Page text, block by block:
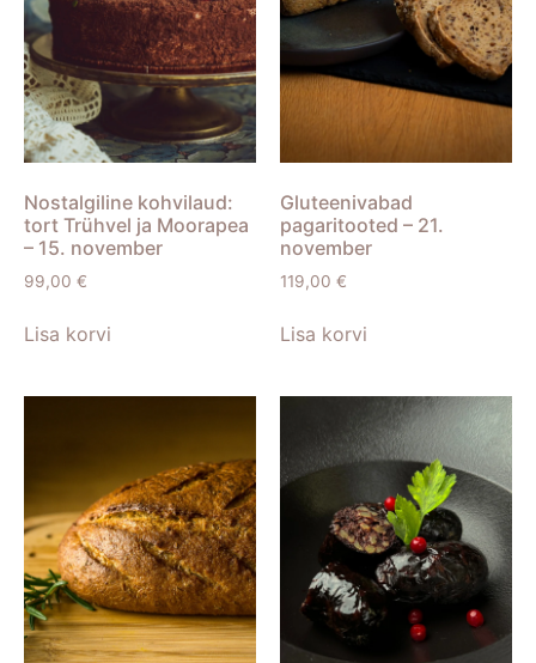
Nostalgiline kohvilaud:
tort Trühvel ja Moorapea
– 15. november
99,00 €
Lisa korvi
Gluteenivabad
pagaritooted – 21.
november
119,00 €
Lisa korvi